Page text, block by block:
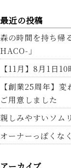
最近の投稿
森の時間を持ち帰
HACO-」
【11月】8月1日
【創業25周年】
ご用意しました
親しみやすいソム
オーナーっぽくな